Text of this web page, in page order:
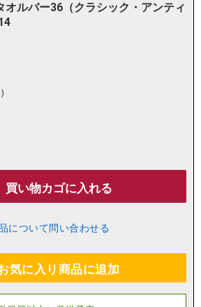
オルバー36（クラシック・アンティ
買い物カゴに入れる
について問い合わせる
気に入り商品に追加